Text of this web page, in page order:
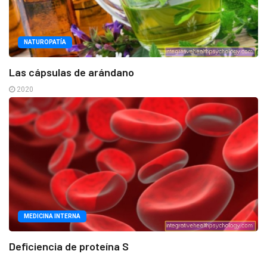
NATUROPATÍA
Las cápsulas de arándano
2020
MEDICINA INTERNA
Deficiencia de proteína S